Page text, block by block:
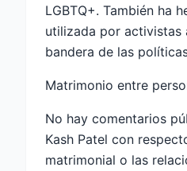
LGBTQ+. También ha
utilizada por activistas
bandera de las
Matrimonio entre
No hay comentarios
Kash Patel con
matrimonial o las